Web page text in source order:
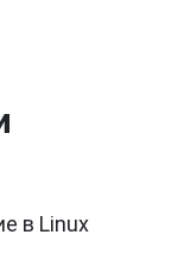
в Linux